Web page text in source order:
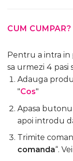
CUM CUMPAR?
Pentru a intra in
sa urmezi 4 pasi
Adauga
"Cos"
Apasa
apoi introdu
Trimite
comanda“.